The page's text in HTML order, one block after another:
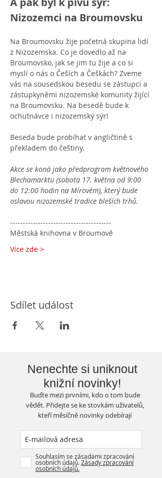
Nizozemci na Broumovsku
Na Broumovsku žije početná skupina lidí
z Nizozemska. Co je dovedlo až na
Broumovsko, jak se jim tu žije a co si
myslí o nás o Češích a Češkách? Zveme
vás na sousedskou besedu se zástupci a
zástupkyněmi nizozemské komunity žijící
na Broumovsku. Na besedě bude k
ochutnávce i nizozemský sýr!
Beseda bude probíhat v angličtině s
překladem do češtiny.
Akce se koná jako předprogram květnového
Blechamarktu (sobota 17. května od 9:00
do 12:00 hodin na Mírovém), který bude
oslavou nizozemské tradice bleších trhů.
----------------------------------------
Městská knihovna v Broumově
Více zde >
Sdílet událost
Nenechte si uniknout
knižní novinky!
Buďte mezi prvními, kdo o tom bude
vědět. Přidejte se ke stovkám uživatelů,
kteří měsíčně novinky odebírají
Souhlasím se zásadami zpracování
osobních údajů.Zásady zpracování
osobních údajů.